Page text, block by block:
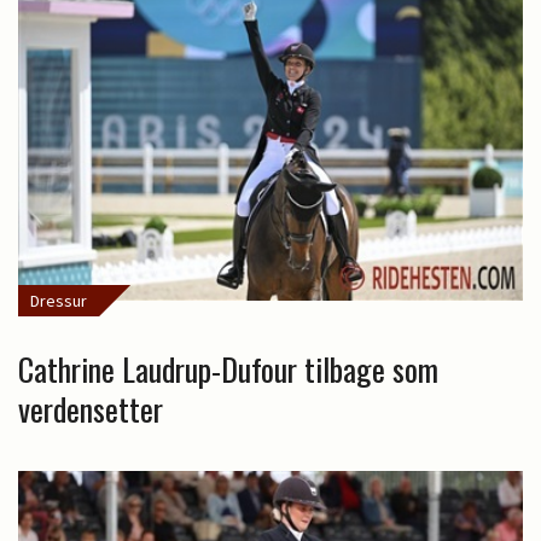
Dressur
Cathrine Laudrup-Dufour tilbage som
verdensetter